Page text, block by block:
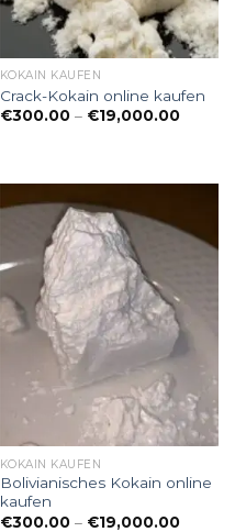
KOKAIN KAUFEN
Crack-Kokain online kaufen
€300.00 – €19,000.00
KOKAIN KAUFEN
Bolivianisches Kokain online
kaufen
€300.00 – €19,000.00